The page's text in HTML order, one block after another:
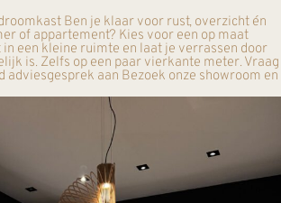
Ben je klaar voor rust, overzicht én
of appartement? Kies voor een op maat
een kleine ruimte en laat je verrassen door
is. Zelfs op een paar vierkante meter. Vraag
aan Bezoek onze showroom en